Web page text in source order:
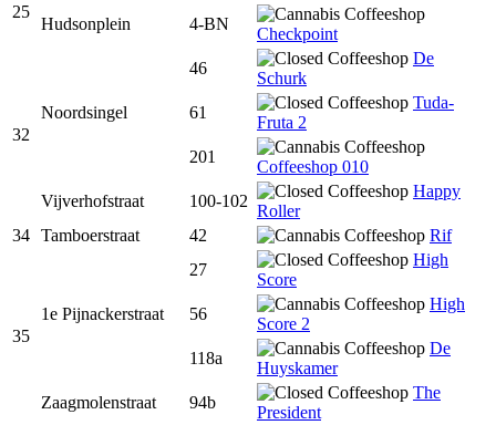
25
Hudsonplein
4-BN
Checkpoint
32
Noordsingel
46
De
Schurk
61
Tuda-
Fruta 2
201
Coffeeshop 010
Vijverhofstraat
100-102
Happy
Roller
34 Tamboerstraat 42 Rif
35
1e Pijnackerstraat
27
High
Score
56
High
Score 2
118a
De
Huyskamer
Zaagmolenstraat
94b
The
President